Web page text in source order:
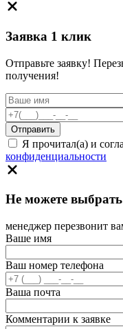
Заявка 1 клик
Отправьте заявку!
получения!
Я прочитал(а) и
конфиденциальности
Не можете
менеджер перезвонит
Ваше имя
Ваш номер телефона
Ваша почта
Комментарии к заявке